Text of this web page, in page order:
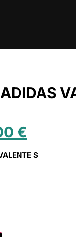
€
S